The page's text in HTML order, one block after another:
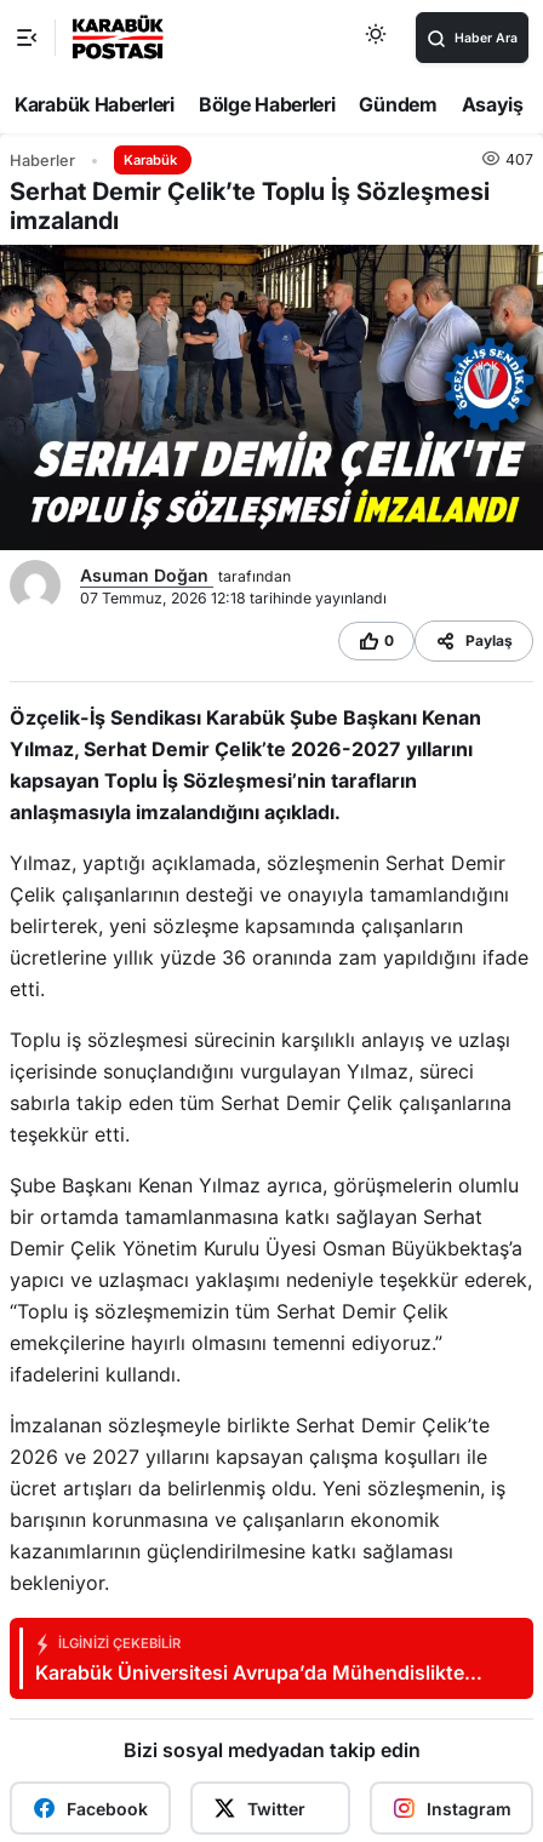
Haber Ara
Karabük Haberleri Bölge Haberleri Gündem Asayiş
Haberler Karabük 407
Serhat Demir Çelik’te Toplu İş Sözleşmesi
imzalandı
Asuman Doğan tarafından
07 Temmuz, 2026 12:18 tarihinde yayınlandı
0 Paylaş
Özçelik-İş Sendikası Karabük Şube Başkanı Kenan
Yılmaz, Serhat Demir Çelik’te 2026-2027 yıllarını
kapsayan Toplu İş Sözleşmesi’nin tarafların
anlaşmasıyla imzalandığını açıkladı.
Yılmaz, yaptığı açıklamada, sözleşmenin Serhat Demir
Çelik çalışanlarının desteği ve onayıyla tamamlandığını
belirterek, yeni sözleşme kapsamında çalışanların
ücretlerine yıllık yüzde 36 oranında zam yapıldığını ifade
etti.
Toplu iş sözleşmesi sürecinin karşılıklı anlayış ve uzlaşı
içerisinde sonuçlandığını vurgulayan Yılmaz, süreci
sabırla takip eden tüm Serhat Demir Çelik çalışanlarına
teşekkür etti.
Şube Başkanı Kenan Yılmaz ayrıca, görüşmelerin olumlu
bir ortamda tamamlanmasına katkı sağlayan Serhat
Demir Çelik Yönetim Kurulu Üyesi Osman Büyükbektaş’a
yapıcı ve uzlaşmacı yaklaşımı nedeniyle teşekkür ederek,
“Toplu iş sözleşmemizin tüm Serhat Demir Çelik
emekçilerine hayırlı olmasını temenni ediyoruz.”
ifadelerini kullandı.
İmzalanan sözleşmeyle birlikte Serhat Demir Çelik’te
2026 ve 2027 yıllarını kapsayan çalışma koşulları ile
ücret artışları da belirlenmiş oldu. Yeni sözleşmenin, iş
barışının korunmasına ve çalışanların ekonomik
kazanımlarının güçlendirilmesine katkı sağlaması
bekleniyor.
İLGINIZI ÇEKEBILIR
Karabük Üniversitesi Avrupa’da Mühendislikte
179’uncu Oldu
Bizi sosyal medyadan takip edin
Facebook Twitter Instagram